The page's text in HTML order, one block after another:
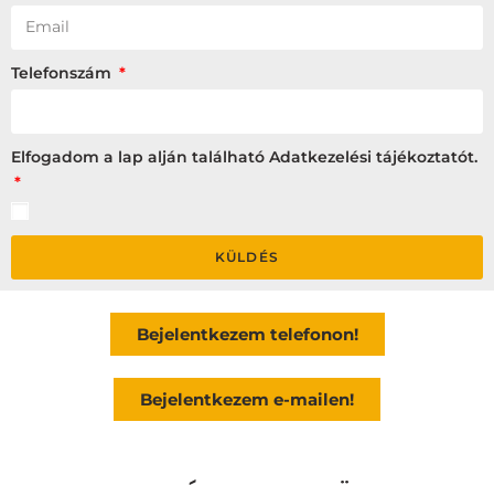
Telefonszám
Elfogadom a lap alján található Adatkezelési tájékoztatót.
KÜLDÉS
Bejelentkezem telefonon!
Bejelentkezem e-mailen!